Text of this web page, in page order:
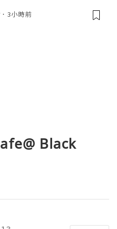
3小時前
Black